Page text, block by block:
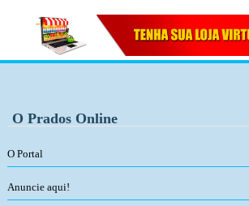
O Prados Online
O Portal
Anuncie aqui!